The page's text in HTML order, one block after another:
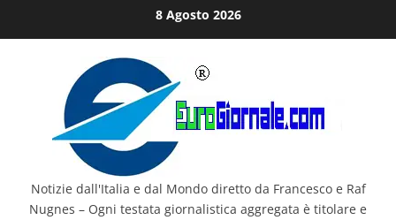
al
8 Agosto 2026
Notizie dall'Italia e dal Mondo diretto da Francesco e Raf
Nugnes – Ogni testata giornalistica aggregata è titolare e